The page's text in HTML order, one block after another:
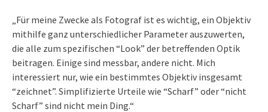
„Für meine Zwecke als Fotograf ist es wichtig, ein Objektiv
mithilfe ganz unterschiedlicher Parameter auszuwerten,
die alle zum spezifischen “Look” der betreffenden Optik
beitragen. Einige sind messbar, andere nicht. Mich
interessiert nur, wie ein bestimmtes Objektiv insgesamt
“zeichnet”. Simplifizierte Urteile wie “Scharf” oder “nicht
Scharf” sind nicht mein Ding.“